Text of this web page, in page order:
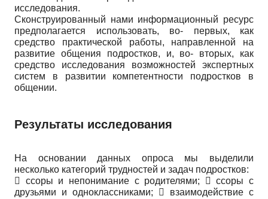
исследования.
Сконструированный нами информационный ресурс
предполагается использовать, во- первых, как
средство практической работы, направленной на
развитие общения подростков, и, во- вторых, как
средство исследования возможностей экспертных
систем в развитии компетентности подростков в
общении.
Результаты исследования
На основании данных опроса мы выделили
несколько категорий трудностей и задач подростков:
 ссоры и непонимание с родителями;  ссоры с
друзьями и одноклассниками;  взаимодействие с